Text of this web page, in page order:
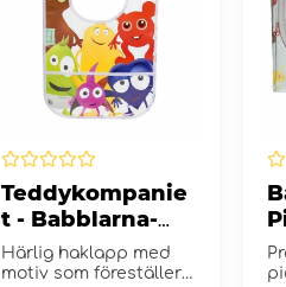
Teddykompanie
t - Babblarna-
Haklapp, Vi är
Babblarna
Härlig haklapp med
motiv som föreställer